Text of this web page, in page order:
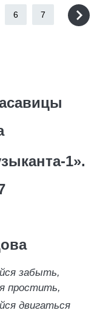
6 7
1».
забыть,
простить,
двигаться